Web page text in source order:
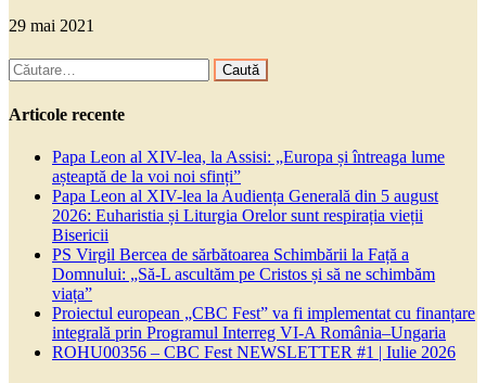
29 mai 2021
Caută
după:
Articole recente
Papa Leon al XIV-lea, la Assisi: „Europa și întreaga lume
așteaptă de la voi noi sfinți”
Papa Leon al XIV-lea la Audiența Generală din 5 august
2026: Euharistia și Liturgia Orelor sunt respirația vieții
Bisericii
PS Virgil Bercea de sărbătoarea Schimbării la Față a
Domnului: „Să-L ascultăm pe Cristos și să ne schimbăm
viața”
Proiectul european „CBC Fest” va fi implementat cu finanțare
integrală prin Programul Interreg VI-A România–Ungaria
ROHU00356 – CBC Fest NEWSLETTER #1 | Iulie 2026